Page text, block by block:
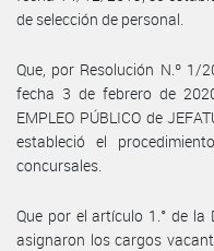
de selección de personal.
Que, por Resolución N.º 1/
fecha 3 de febrero de
EMPLEO PÚBLICO de
estableció el
concursales.
Que por el artículo 1.° de
asignaron los cargos